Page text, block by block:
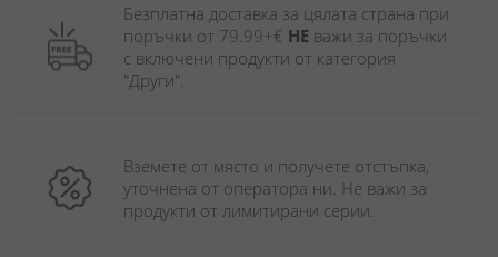
Безплатна доставка за цялата страна при
поръчки от 79.99+€ НЕ важи за поръчки
с включени продукти от категория
"Други".
Вземете от място и получете отстъпка,
уточнена от оператора ни. Не важи за
продукти от лимитирани серии.